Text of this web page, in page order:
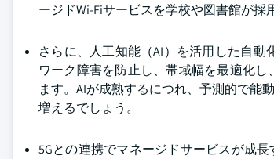
ージドWi-Fiサービスを学校や図書館が採
さらに、人工知能（AI）を活用した自動
ワーク障害を防止し、帯域幅を最適化
ます。AIが成熟するにつれ、予測的で能
増えるでしょう。
5Gとの連携でマネージドサービスが成長